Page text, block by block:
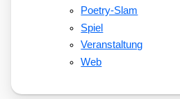
Poetry-Slam
Spiel
Veranstaltung
Web